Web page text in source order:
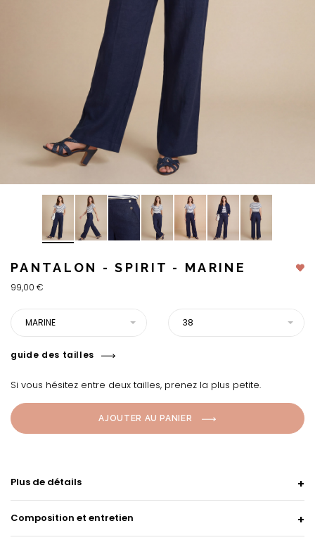
PANTALON - SPIRIT - MARINE
99,00 €
MARINE 38
guide des tailles
Si vous hésitez entre deux tailles, prenez la plus petite.
AJOUTER AU PANIER
Plus de détails
Composition et entretien